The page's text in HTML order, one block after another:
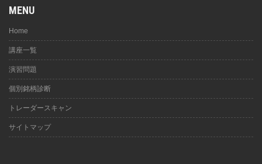
MENU
Home
講座一覧
演習問題
個別銘柄診断
トレーダースキャン
サイトマップ